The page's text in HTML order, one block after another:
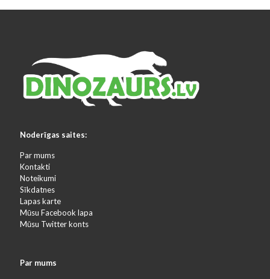
Noderīgas saites:
Par mums
Kontakti
Noteikumi
Sīkdatnes
Lapas karte
Mūsu Facebook lapa
Mūsu Twitter konts
Par mums